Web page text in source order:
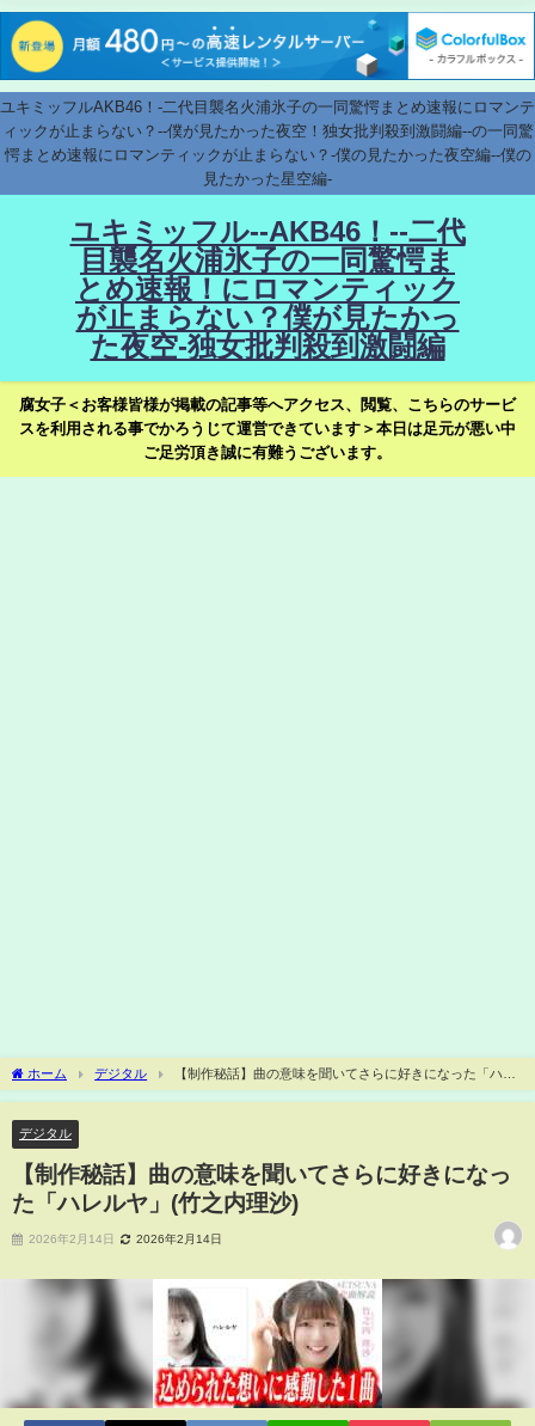
ユキミッフルAKB46！-二代目襲名火浦氷子の一同驚愕まとめ速報にロマンテ
ィックが止まらない？--僕が見たかった夜空！独女批判殺到激闘編--の一同驚
愕まとめ速報にロマンティックが止まらない？-僕の見たかった夜空編--僕の
見たかった星空編-
ユキミッフル--AKB46！--二代
目襲名火浦氷子の一同驚愕ま
とめ速報！にロマンティック
が止まらない？僕が見たかっ
た夜空-独女批判殺到激闘編
腐女子＜お客様皆様が掲載の記事等へアクセス、閲覧、こちらのサービ
スを利用される事でかろうじて運営できています＞本日は足元が悪い中
ご足労頂き誠に有難うございます。
ホーム デジタル
【制作秘話】曲の意味を聞いてさらに好きになった「ハレ
ルヤ」(竹之内理沙)
デジタル
【制作秘話】曲の意味を聞いてさらに好きになっ
た「ハレルヤ」(竹之内理沙)
2026年2月14日 2026年2月14日